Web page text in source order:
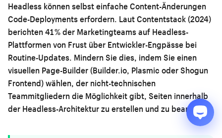
Headless können selbst einfache Content-Änderungen
Code-Deployments erfordern. Laut Contentstack (2024)
berichten 41 % der Marketingteams auf Headless-
Plattformen von Frust über Entwickler-Engpässe bei
Routine-Updates. Mindern Sie dies, indem Sie einen
visuellen Page-Builder (Builder.io, Plasmic oder Shogun
Frontend) wählen, der nicht-technischen
Teammitgliedern die Möglichkeit gibt, Seiten innerhalb
der Headless-Architektur zu erstellen und zu bearbeiten.